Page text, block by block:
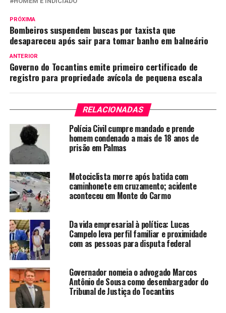
PRÓXIMA
Bombeiros suspendem buscas por taxista que
desapareceu após sair para tomar banho em balneário
ANTERIOR
Governo do Tocantins emite primeiro certificado de
registro para propriedade avícola de pequena escala
RELACIONADAS
Polícia Civil cumpre mandado e prende
homem condenado a mais de 18 anos de
prisão em Palmas
Motociclista morre após batida com
caminhonete em cruzamento; acidente
aconteceu em Monte do Carmo
Da vida empresarial à política: Lucas
Campelo leva perfil familiar e proximidade
com as pessoas para disputa federal
Governador nomeia o advogado Marcos
Antônio de Sousa como desembargador do
Tribunal de Justiça do Tocantins